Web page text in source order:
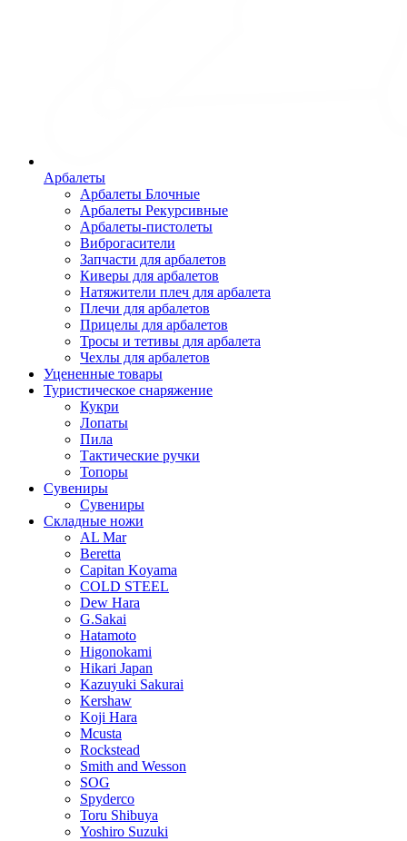
Арбалеты
Арбалеты Блочные
Арбалеты Рекурсивные
Арбалеты-пистолеты
Виброгасители
Запчасти для арбалетов
Киверы для арбалетов
Натяжители плеч для арбалета
Плечи для арбалетов
Прицелы для арбалетов
Тросы и тетивы для арбалета
Чехлы для арбалетов
Уцененные товары
Туристическое снаряжение
Кукри
Лопаты
Пила
Тактические ручки
Топоры
Сувениры
Сувениры
Складные ножи
AL Mar
Beretta
Capitan Koyama
COLD STEEL
Dew Hara
G.Sakai
Hatamoto
Higonokami
Hikari Japan
Kazuyuki Sakurai
Kershaw
Koji Hara
Mcusta
Rockstead
Smith and Wesson
SOG
Spyderco
Toru Shibuya
Yoshiro Suzuki